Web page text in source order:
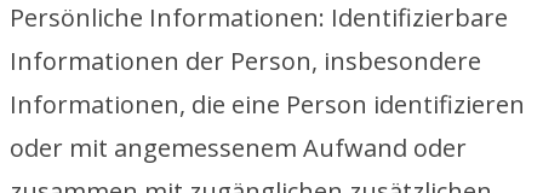
Persönliche Informationen: Identifizierbare
Informationen der Person, insbesondere
Informationen, die eine Person identifizieren
oder mit angemessenem Aufwand oder